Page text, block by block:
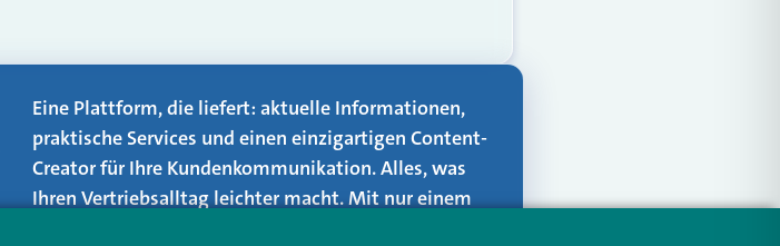
Eine Plattform, die liefert: aktuelle Informationen,
praktische Services und einen einzigartigen Content-
Creator für Ihre Kundenkommunikation. Alles, was
Ihren Vertriebsalltag leichter macht. Mit nur einem